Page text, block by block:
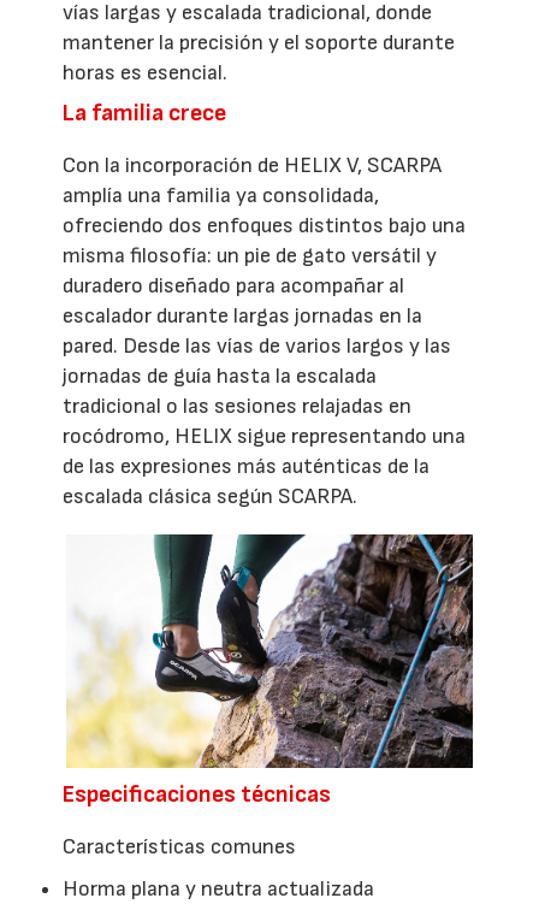
vías largas y escalada tradicional, donde
mantener la precisión y el soporte durante
horas es esencial.
La familia crece
Con la incorporación de HELIX V, SCARPA
amplía una familia ya consolidada,
ofreciendo dos enfoques distintos bajo una
misma filosofía: un pie de gato versátil y
duradero diseñado para acompañar al
escalador durante largas jornadas en la
pared. Desde las vías de varios largos y las
jornadas de guía hasta la escalada
tradicional o las sesiones relajadas en
rocódromo, HELIX sigue representando una
de las expresiones más auténticas de la
escalada clásica según SCARPA.
Especificaciones técnicas
Características comunes
Horma plana y neutra actualizada